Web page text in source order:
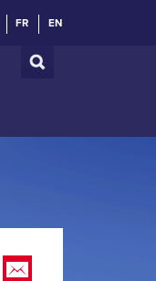
FR EN